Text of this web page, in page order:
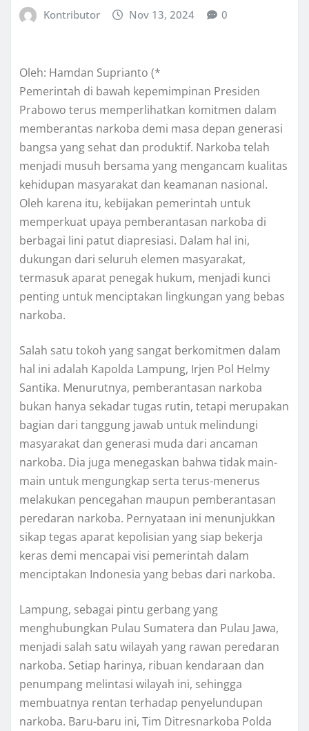
Kontributor Nov 13, 2024 0
Oleh: Hamdan Suprianto (*
Pemerintah di bawah kepemimpinan Presiden
Prabowo terus memperlihatkan komitmen dalam
memberantas narkoba demi masa depan generasi
bangsa yang sehat dan produktif. Narkoba telah
menjadi musuh bersama yang mengancam kualitas
kehidupan masyarakat dan keamanan nasional.
Oleh karena itu, kebijakan pemerintah untuk
memperkuat upaya pemberantasan narkoba di
berbagai lini patut diapresiasi. Dalam hal ini,
dukungan dari seluruh elemen masyarakat,
termasuk aparat penegak hukum, menjadi kunci
penting untuk menciptakan lingkungan yang bebas
narkoba.
Salah satu tokoh yang sangat berkomitmen dalam
hal ini adalah Kapolda Lampung, Irjen Pol Helmy
Santika. Menurutnya, pemberantasan narkoba
bukan hanya sekadar tugas rutin, tetapi merupakan
bagian dari tanggung jawab untuk melindungi
masyarakat dan generasi muda dari ancaman
narkoba. Dia juga menegaskan bahwa tidak main-
main untuk mengungkap serta terus-menerus
melakukan pencegahan maupun pemberantasan
peredaran narkoba. Pernyataan ini menunjukkan
sikap tegas aparat kepolisian yang siap bekerja
keras demi mencapai visi pemerintah dalam
menciptakan Indonesia yang bebas dari narkoba.
Lampung, sebagai pintu gerbang yang
menghubungkan Pulau Sumatera dan Pulau Jawa,
menjadi salah satu wilayah yang rawan peredaran
narkoba. Setiap harinya, ribuan kendaraan dan
penumpang melintasi wilayah ini, sehingga
membuatnya rentan terhadap penyelundupan
narkoba. Baru-baru ini, Tim Ditresnarkoba Polda